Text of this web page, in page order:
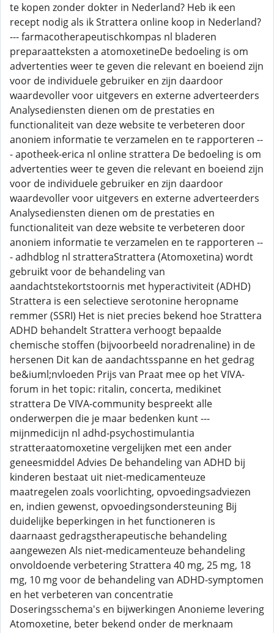
te kopen zonder dokter in Nederland? Heb ik een
recept nodig als ik Strattera online koop in Nederland?
--- farmacotherapeutischkompas nl bladeren
preparaatteksten a atomoxetineDe bedoeling is om
advertenties weer te geven die relevant en boeiend zijn
voor de individuele gebruiker en zijn daardoor
waardevoller voor uitgevers en externe adverteerders
Analysediensten dienen om de prestaties en
functionaliteit van deze website te verbeteren door
anoniem informatie te verzamelen en te rapporteren --
- apotheek-erica nl online strattera De bedoeling is om
advertenties weer te geven die relevant en boeiend zijn
voor de individuele gebruiker en zijn daardoor
waardevoller voor uitgevers en externe adverteerders
Analysediensten dienen om de prestaties en
functionaliteit van deze website te verbeteren door
anoniem informatie te verzamelen en te rapporteren --
- adhdblog nl stratteraStrattera (Atomoxetina) wordt
gebruikt voor de behandeling van
aandachtstekortstoornis met hyperactiviteit (ADHD)
Strattera is een selectieve serotonine heropname
remmer (SSRI) Het is niet precies bekend hoe Strattera
ADHD behandelt Strattera verhoogt bepaalde
chemische stoffen (bijvoorbeeld noradrenaline) in de
hersenen Dit kan de aandachtsspanne en het gedrag
be&iuml;nvloeden Prijs van Praat mee op het VIVA-
forum in het topic: ritalin, concerta, medikinet
strattera De VIVA-community bespreekt alle
onderwerpen die je maar bedenken kunt ---
mijnmedicijn nl adhd-psychostimulantia
stratteraatomoxetine vergelijken met een ander
geneesmiddel Advies De behandeling van ADHD bij
kinderen bestaat uit niet-medicamenteuze
maatregelen zoals voorlichting, opvoedingsadviezen
en, indien gewenst, opvoedingsondersteuning Bij
duidelijke beperkingen in het functioneren is
daarnaast gedragstherapeutische behandeling
aangewezen Als niet-medicamenteuze behandeling
onvoldoende verbetering Strattera 40 mg, 25 mg, 18
mg, 10 mg voor de behandeling van ADHD-symptomen
en het verbeteren van concentratie
Doseringsschema's en bijwerkingen Anonieme levering
Atomoxetine, beter bekend onder de merknaam